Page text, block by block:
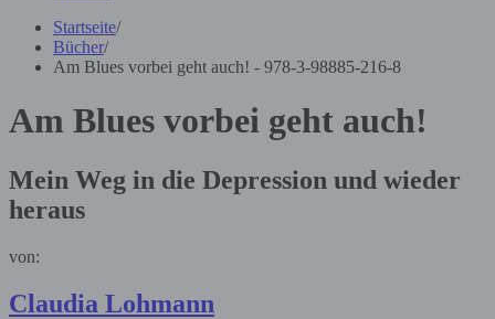
Startseite/
Bücher/
Am Blues vorbei geht auch! - 978-3-98885-216-8
Am Blues vorbei geht auch!
Mein Weg in die Depression und wieder
heraus
von:
Claudia Lohmann